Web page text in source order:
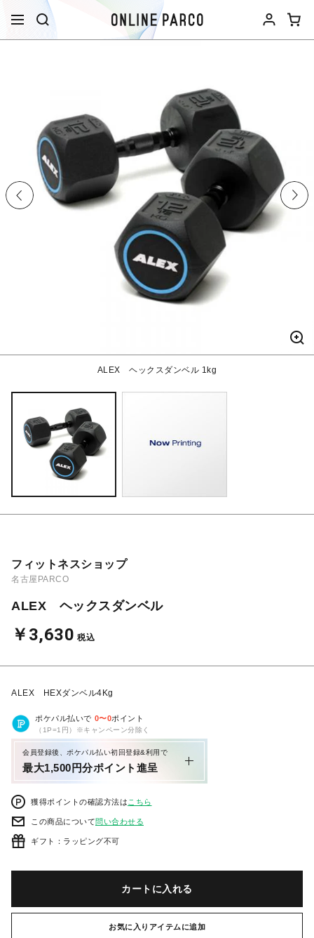
ALEX ヘックスダンベル 1kg
フィットネスショップ
名古屋PARCO
ALEX ヘックスダンベル
￥3,630 税込
ALEX HEXダンベル4Kg
ポケパル払いで 0〜0ポイント
（1P=1円）※キャンペーン分除く
会員登録後、ポケパル払い初回登録&利用で
最大1,500円分ポイント進呈
獲得ポイントの確認方法は こちら
この商品について問い合わせる
ギフト：ラッピング不可
カートに入れる
お気に入りアイテムに追加